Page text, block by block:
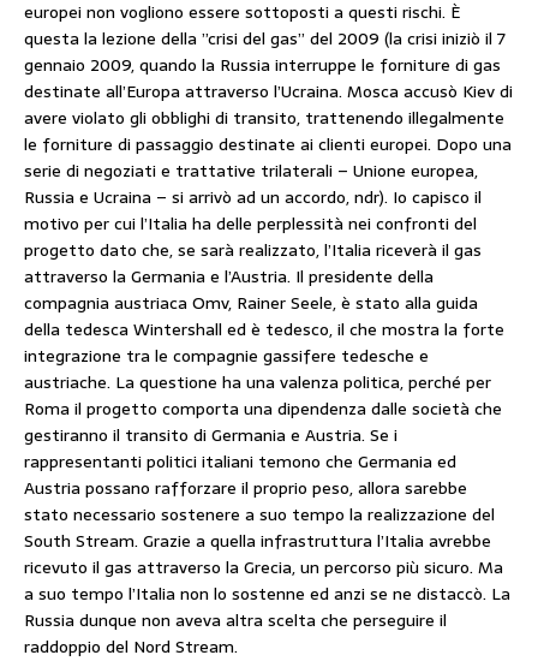
europei non vogliono essere sottoposti a questi rischi. È
questa la lezione della ”crisi del gas” del 2009 (la crisi iniziò il 7
gennaio 2009, quando la Russia interruppe le forniture di gas
destinate all’Europa attraverso l’Ucraina. Mosca accusò Kiev di
avere violato gli obblighi di transito, trattenendo illegalmente
le forniture di passaggio destinate ai clienti europei. Dopo una
serie di negoziati e trattative trilaterali – Unione europea,
Russia e Ucraina – si arrivò ad un accordo, ndr). Io capisco il
motivo per cui l’Italia ha delle perplessità nei confronti del
progetto dato che, se sarà realizzato, l’Italia riceverà il gas
attraverso la Germania e l’Austria. Il presidente della
compagnia austriaca Omv, Rainer Seele, è stato alla guida
della tedesca Wintershall ed è tedesco, il che mostra la forte
integrazione tra le compagnie gassifere tedesche e
austriache. La questione ha una valenza politica, perché per
Roma il progetto comporta una dipendenza dalle società che
gestiranno il transito di Germania e Austria. Se i
rappresentanti politici italiani temono che Germania ed
Austria possano rafforzare il proprio peso, allora sarebbe
stato necessario sostenere a suo tempo la realizzazione del
South Stream. Grazie a quella infrastruttura l’Italia avrebbe
ricevuto il gas attraverso la Grecia, un percorso più sicuro. Ma
a suo tempo l’Italia non lo sostenne ed anzi se ne distaccò. La
Russia dunque non aveva altra scelta che perseguire il
raddoppio del Nord Stream.